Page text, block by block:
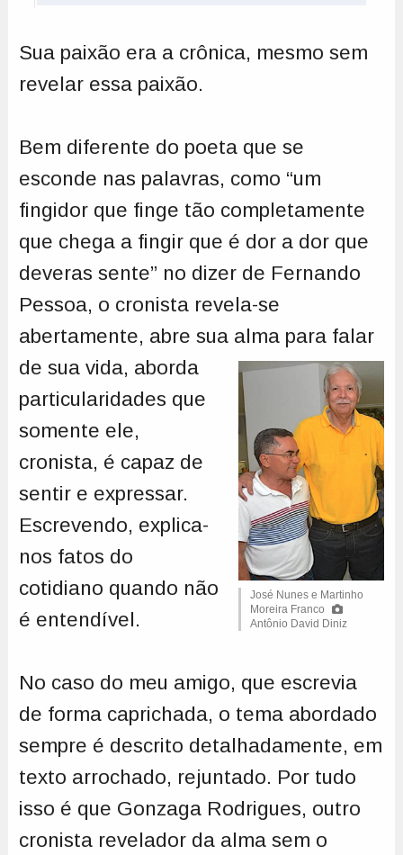
Sua paixão era a crônica, mesmo sem
revelar essa paixão.
Bem diferente do poeta que se
esconde nas palavras, como “um
fingidor que finge tão completamente
que chega a fingir que é dor a dor que
deveras sente” no dizer de Fernando
Pessoa, o cronista revela-se
abertamente, abre sua alma
José Nunes e Martinho
Moreira Franco
Antônio David Diniz
para falar
de sua vida, aborda
particularidades que
somente ele,
cronista, é capaz de
sentir e expressar.
Escrevendo, explica-
nos fatos do
cotidiano quando não
é entendível.
No caso do meu amigo, que escrevia
de forma caprichada, o tema abordado
sempre é descrito detalhadamente, em
texto arrochado, rejuntado. Por tudo
isso é que Gonzaga Rodrigues, outro
cronista revelador da alma sem o